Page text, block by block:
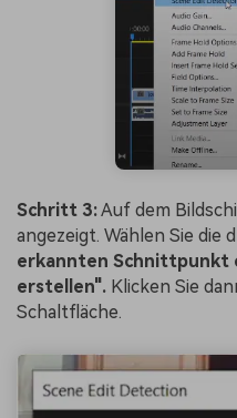
Schritt 3:Auf dem
angezeigt. Wählen Sie die
erkannten Schnittpunkt
erstellen". Klicken Sie
Schaltfläche.